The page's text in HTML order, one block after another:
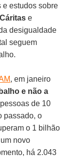
e estudos sobre
Cáritas e
desigualdade
seguem
, em janeiro
e não a
de 10
passado, o
o 1 bilhão
novo
há 2.043